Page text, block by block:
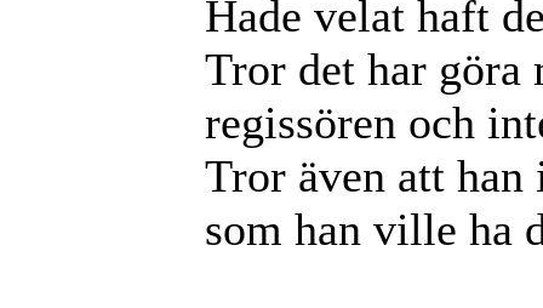
Hade velat haft
Tror det har göra
regissören och
Tror även att
som han ville ha